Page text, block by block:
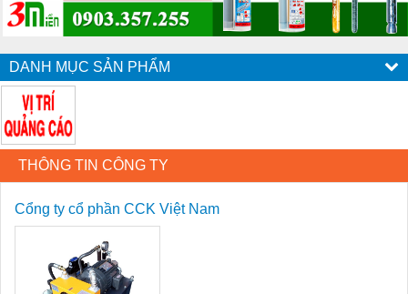
DANH MỤC SẢN PHẨM
THÔNG TIN CÔNG TY
Cổng ty cổ phần CCK Việt Nam